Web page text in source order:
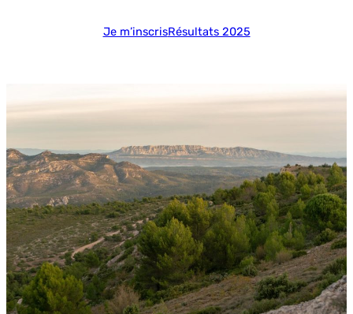
Je m’inscrisRésultats 2025